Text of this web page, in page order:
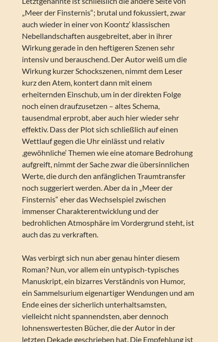
„Meer der Finsternis“; brutal und fokussiert, zwar
auch wieder in einer von Koontz‘ klassischen
Nebellandschaften ausgebreitet, aber in ihrer
Wirkung gerade in den heftigeren Szenen sehr
intensiv und berauschend. Der Autor weiß um die
Wirkung kurzer Schockszenen, nimmt dem Leser
kurz den Atem, kontert dann mit einem
erheiternden Einschub, um in der direkten Folge
noch einen draufzusetzen – altes Schema,
tausendmal erprobt, aber auch hier wieder sehr
effektiv. Dass der Plot sich schließlich auf einen
Wettlauf gegen die Uhr einlässt und relativ
‚gewöhnliche‘ Themen wie eine atomare Bedrohung
aufgreift, nimmt der Sache zwar die übersinnlichen
Werte, die durch den anfänglichen Traumtransfer
noch suggeriert werden. Aber da in „Meer der
Finsternis“ eher das Wechselspiel zwischen
immenser Charakterentwicklung und der
bedrohlichen Atmosphäre im Vordergrund steht, ist
auch das zu verkraften.
Was verbirgt sich nun aber genau hinter diesem
Roman? Nun, vor allem ein untypisch-typisches
Manuskript, ein bizarres Verständnis von Humor,
ein Sammelsurium eigenartiger Wendungen und am
Ende eines der sicherlich unterhaltsamsten,
vielleicht nicht spannendsten, aber dennoch
lohnenswertesten Bücher, die der Autor in der
letzten Dekade geschrieben hat. Die Empfehlung ist